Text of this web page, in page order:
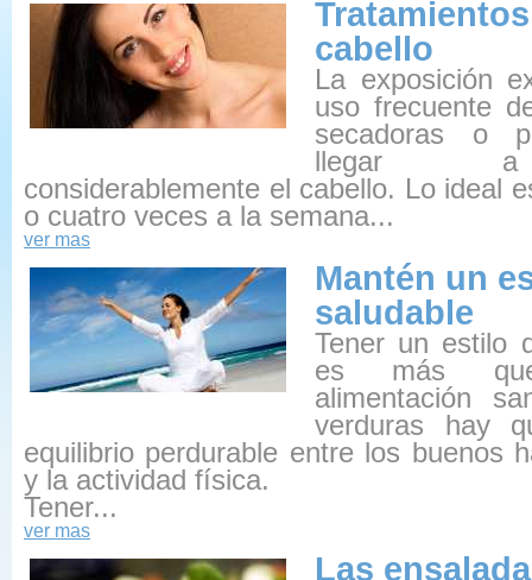
cabello
La exposición
uso frecuente
secadoras o
llegar a
considerablemente el cabello. Lo ideal
o cuatro veces a la semana...
ver mas
Mantén un
saludable
Tener un estilo
es más
alimentación
verduras hay
equilibrio perdurable entre los buenos
y la actividad física.
Tener...
ver mas
Las